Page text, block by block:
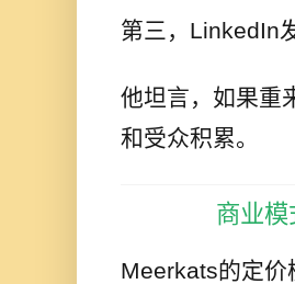
第三，LinkedIn
他坦言，如果重
和受众积累。
商业
Meerkats的定价